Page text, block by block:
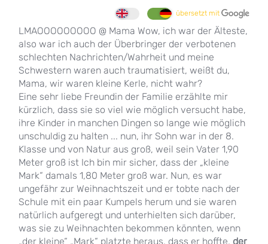
übersetzt mit
LMAOOOOOOOOO @ Mama Wow, ich war der Älteste,
also war ich auch der Überbringer der verbotenen
schlechten Nachrichten/Wahrheit und meine
Schwestern waren auch traumatisiert, weißt du,
Mama, wir waren kleine Kerle, nicht wahr?
Eine sehr liebe Freundin der Familie erzählte mir
kürzlich, dass sie so viel wie möglich versucht habe,
ihre Kinder in manchen Dingen so lange wie möglich
unschuldig zu halten ... nun, ihr Sohn war in der 8.
Klasse und von Natur aus groß, weil sein Vater 1,90
Meter groß ist Ich bin mir sicher, dass der „kleine
Mark“ damals 1,80 Meter groß war. Nun, es war
ungefähr zur Weihnachtszeit und er tobte nach der
Schule mit ein paar Kumpels herum und sie waren
natürlich aufgeregt und unterhielten sich darüber,
was sie zu Weihnachten bekommen könnten, wenn
„der kleine“ „Mark“ platzte heraus, dass er hoffte, der